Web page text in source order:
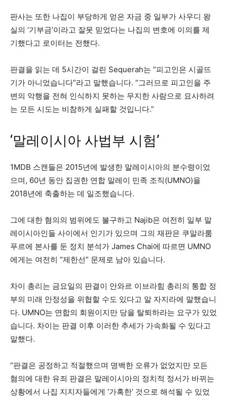
판사는 또한 나집이 부당하게 얻은 자금 중 일부가 사우디 왕
실의 ‘기부금’이라고 잘못 믿었다는 나집의 변호에 이의를 제
기했다고 로이터는 전했다.
판결을 읽는 데 5시간이 걸린 Sequerah는 “피고인은 시골뜨
기가 아니었습니다”라고 말했습니다. “그러므로 피고인을 주
변의 악행을 전혀 인식하지 못하는 무지한 사람으로 묘사하려
는 모든 시도는 비참하게 실패할 것입니다.”
‘말레이시아 사법부 시험’
1MDB 스캔들은 2015년에 발생한 말레이시아의 분수령이었
으며, 60년 동안 집권한 연합 말레이 민족 조직(UMNO)을
2018년에 축출하는 데 일조했습니다.
그에 대한 혐의의 범위에도 불구하고 Najib은 여전히 ​​일부 말
레이시아인들 사이에서 인기가 있으며 그의 재판은 쿠알라룸
푸르에 본사를 둔 정치 분석가 James Chai에 따르면 UMNO
에게는 여전히 “제한선” 문제로 남아 있습니다.
차이 총리는 금요일의 판결이 안와르 이브라힘 총리의 통합 정
부의 미래 안정성을 위협할 수도 있다고 알 자지라에 말했습니
다. UMNO는 연합의 회원이지만 당을 탈퇴하라는 요구가 있었
습니다. 차이는 판결 이후 이러한 추세가 가속화될 수 있다고
말했다.
“판결은 공정하고 적절했으며 명백한 오류가 없었지만 모든
혐의에 대한 유죄 판결은 말레이시아의 정치적 정서가 바뀌는
상황에서 나집 지지자들에게 ‘가혹한’ 것으로 해석될 수 있었